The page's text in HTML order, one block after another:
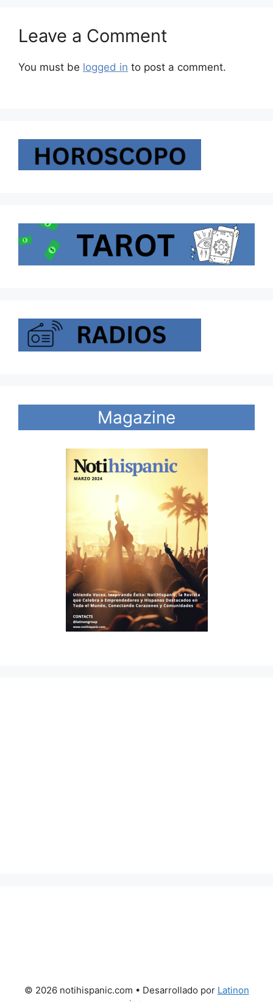
Leave a Comment
You must be logged in to post a comment.
Magazine
© 2026 notihispanic.com • Desarrollado por Latinon